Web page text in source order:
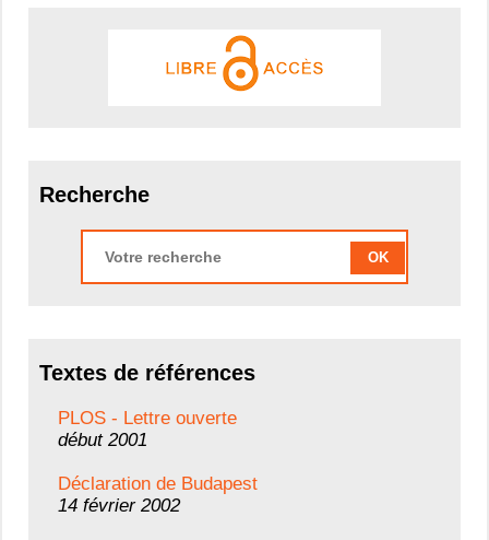
Recherche
OK
Textes de références
PLOS - Lettre ouverte
début 2001
Déclaration de Budapest
14 février 2002